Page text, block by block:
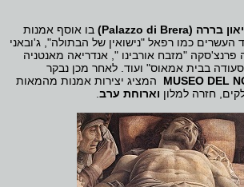
בררה (
Palazzo di Brera
) בו אוסף אמנות
כמו רפאל "נישואין של הבתולה", ג'ובאני
פרנצ'סקה "מזבח אורבינו ", אנדריאה מאנטניה
בבית אמאוס" ועוד. לאחר מכן נבקר
MUSEO DEL המציג יצירות אמנות מהמאות
חזרה למלון וארוחת ערב